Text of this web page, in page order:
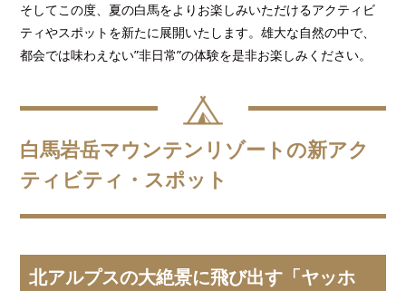
そしてこの度、夏の白馬をよりお楽しみいただけるアクティビ
ティやスポットを新たに展開いたします。雄大な自然の中で、
都会では味わえない”非日常”の体験を是非お楽しみください。
白馬岩岳マウンテンリゾートの新アク
ティビティ・スポット
北アルプスの大絶景に飛び出す「ヤッホ